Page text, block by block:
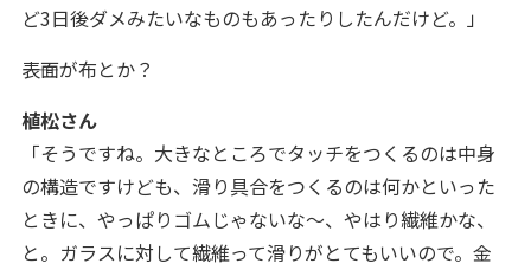
ど3日後ダメみたいなものもあったりしたんだけど。」
――表面が布とか？
植松さん
「そうですね。大きなところでタッチをつくるのは中身
の構造ですけども、滑り具合をつくるのは何かといった
ときに、やっぱりゴムじゃないな～、やはり繊維かな、
と。ガラスに対して繊維って滑りがとてもいいので。金